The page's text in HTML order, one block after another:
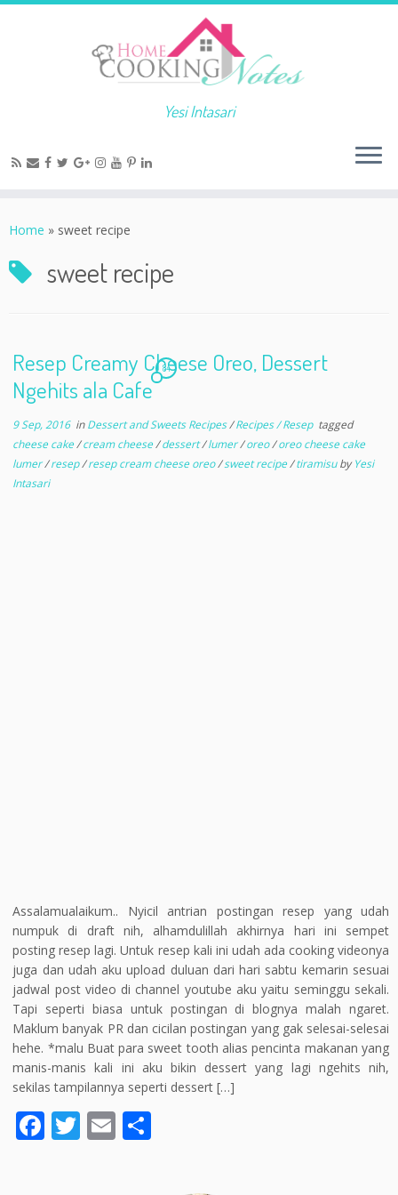
Yesi Intasari
Home » sweet recipe
sweet recipe
Resep Creamy Cheese Oreo, Dessert
Ngehits ala Cafe
84
9 Sep, 2016inDessert and Sweets Recipes/Recipes / Resep tagged
cheese cake/cream cheese/dessert/lumer/oreo/oreo cheese cake
lumer/resep/resep cream cheese oreo/sweet recipe/tiramisubyYesi
Intasari
Assalamualaikum.. Nyicil antrian postingan resep yang udah
numpuk di draft nih, alhamdulillah akhirnya hari ini sempet
posting resep lagi. Untuk resep kali ini udah ada cooking videonya
juga dan udah aku upload duluan dari hari sabtu kemarin sesuai
jadwal post video di channel youtube aku yaitu seminggu sekali.
Tapi seperti biasa untuk postingan di blognya malah ngaret.
Maklum banyak PR dan cicilan postingan yang gak selesai-selesai
hehe. *malu Buat para sweet tooth alias pencinta makanan yang
manis-manis kali ini aku bikin dessert yang lagi ngehits nih,
sekilas tampilannya seperti dessert […]
F T E